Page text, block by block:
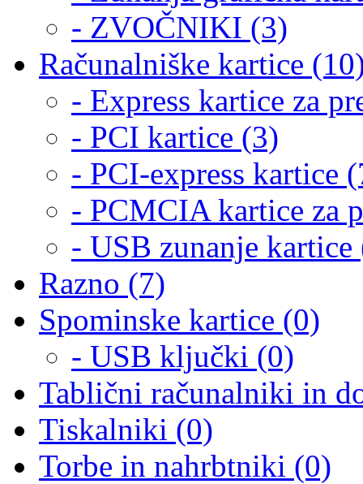
- ZVOČNIKI (3)
Računalniške kartice
- Express kartice za
- PCI kartice (3)
- PCI-express kartice
- PCMCIA kartice za
- USB zunanje kartice
Razno (7)
Spominske kartice (0)
- USB ključki (0)
Tablični računalniki in
Tiskalniki (0)
Torbe in nahrbtniki (0)